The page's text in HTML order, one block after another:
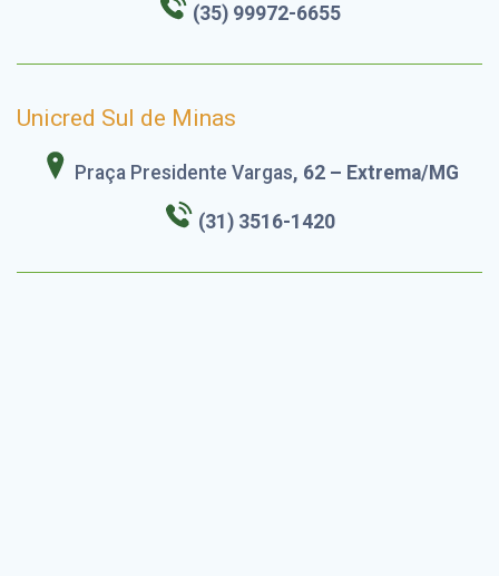
(35) 99972-6655
Unicred Sul de Minas
Praça Presidente Vargas, 62 – Extrema/MG
(31) 3516-1420